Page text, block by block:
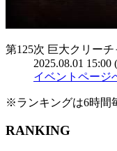
第125次 巨大クリー
2025.08.01 15:00
イベントページ
※ランキングは6時間
RANKING